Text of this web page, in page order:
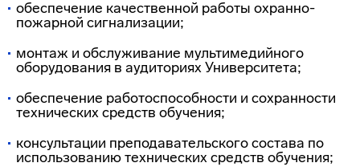
обеспечение качественной работы охранно-
пожарной сигнализации;
монтаж и обслуживание мультимедийного
оборудования в аудиториях Университета;
обеспечение работоспособности и сохранности
технических средств обучения;
консультации преподавательского состава по
использованию технических средств обучения;